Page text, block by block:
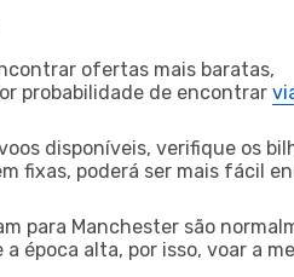
ofertas mais baratas,
probabilidade de encontrar
disponíveis, verifique os
fixas, poderá ser mais fácil
para Manchester são
época alta, por isso, voar a